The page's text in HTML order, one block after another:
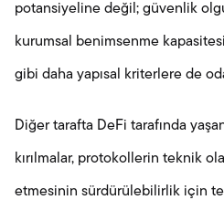
potansiyeline değil; güvenlik
kurumsal benimsenme
gibi daha yapısal kriterlere de
Diğer tarafta DeFi tarafında
kırılmalar, protokollerin teknik
etmesinin sürdürülebilirlik için